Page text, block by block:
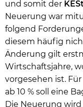
und somit der
Neuerung war
folgend
diesem häufig
Änderung gilt
Wirtschaftsjahre,
vorgesehen ist.
ab 10 % soll eine
Die Neuerung